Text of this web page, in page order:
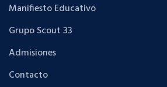
Manifiesto Educativo
Grupo Scout 33
Admisiones
Contacto